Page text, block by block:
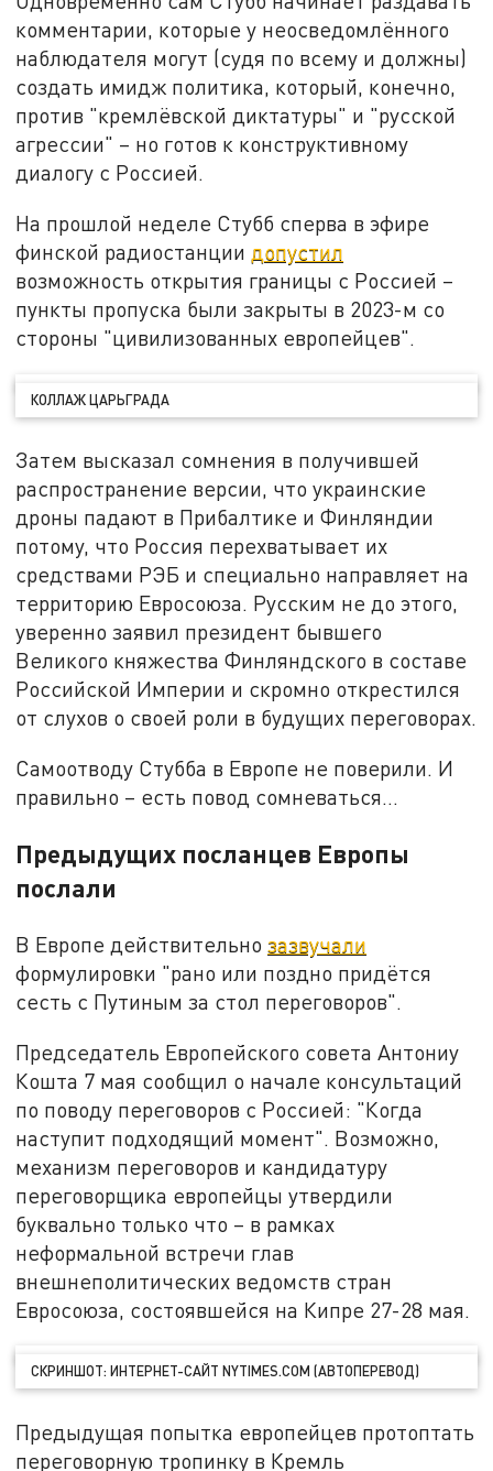
комментарии, которые у неосведомлённого
наблюдателя могут (судя по всему и должны)
создать имидж политика, который, конечно,
против "кремлёвской диктатуры" и "русской
агрессии" – но готов к конструктивному
диалогу с Россией.
На прошлой неделе Стубб сперва в эфире
финской радиостанции допустил
возможность открытия границы с Россией –
пункты пропуска были закрыты в 2023-м со
стороны "цивилизованных европейцев".
КОЛЛАЖ ЦАРЬГРАДА
Затем высказал сомнения в получившей
распространение версии, что украинские
дроны падают в Прибалтике и Финляндии
потому, что Россия перехватывает их
средствами РЭБ и специально направляет на
территорию Евросоюза. Русским не до этого,
уверенно заявил президент бывшего
Великого княжества Финляндского в составе
Российской Империи и скромно открестился
от слухов о своей роли в будущих переговорах.
Самоотводу Стубба в Европе не поверили. И
правильно – есть повод сомневаться…
Предыдущих посланцев Европы
послали
В Европе действительнозазвучали
формулировки "рано или поздно придётся
сесть с Путиным за стол переговоров".
Председатель Европейского совета Антониу
Кошта 7 мая сообщил о начале консультаций
по поводу переговоров с Россией: "Когда
наступит подходящий момент". Возможно,
механизм переговоров и кандидатуру
переговорщика европейцы утвердили
буквально только что – в рамках
неформальной встречи глав
внешнеполитических ведомств стран
Евросоюза, состоявшейся на Кипре 27-28 мая.
СКРИНШОТ: ИНТЕРНЕТ-САЙТ NYTIMES.COM (АВТОПЕРЕВОД)
Предыдущая попытка европейцев протоптать
переговорную тропинку в Кремль